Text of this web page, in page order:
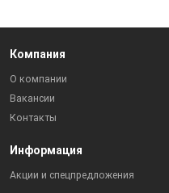
Компания
О компании
Вакансии
Контакты
Информация
Акции и спецпредложения